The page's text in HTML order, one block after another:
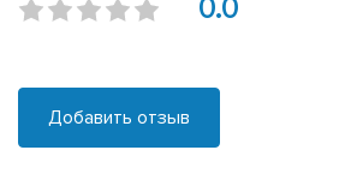
0.0
Добавить отзыв